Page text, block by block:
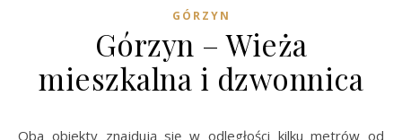
GÓRZYN
Górzyn – Wieża
mieszkalna i dzwonnica
Oba obiekty znajdują się w odległości kilku metrów od